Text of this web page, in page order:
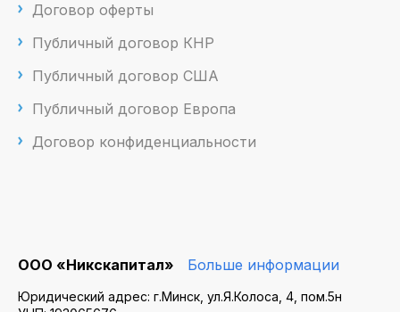
Договор оферты
Публичный договор КНР
Публичный договор США
Публичный договор Европа
Договор конфиденциальности
ООО «Никскапитал» Больше информации
Юридический адрес: г.Минск, ул.Я.Колоса, 4, пом.5н